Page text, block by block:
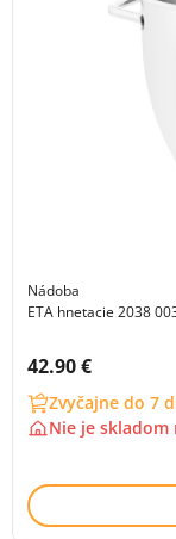
Nádoba
ETA hnetacie 2038
Cena s DPH:
42.90 €
Zvyčajne do 7
Nie je skladom